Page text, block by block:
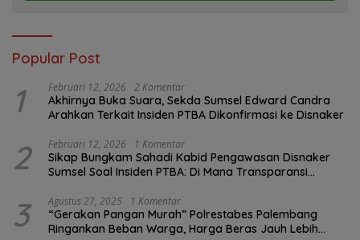
Popular Post
1 Februari 12, 2026 2 Komentar
Akhirnya Buka Suara, Sekda Sumsel Edward Candra
Arahkan Terkait Insiden PTBA Dikonfirmasi ke Disnaker
2 Februari 12, 2026 1 Komentar
Sikap Bungkam Sahadi Kabid Pengawasan Disnaker
Sumsel Soal Insiden PTBA: Di Mana Transparansi
3 Agustus 27, 2025 1 Komentar
“Gerakan Pangan Murah” Polrestabes Palembang
Ringankan Beban Warga, Harga Beras Jauh Lebih